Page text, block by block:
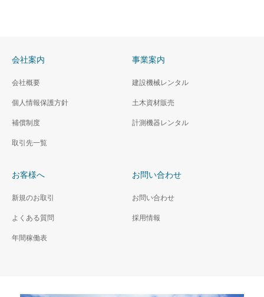
会社案内
会社概要
個人情報保護方針
補償制度
取引先一覧
事業案内
建設機械レンタル
土木資材販売
計測機器レンタル
お客様へ
新規のお取引
よくある質問
年間稼働表
お問い合わせ
お問い合わせ
採用情報